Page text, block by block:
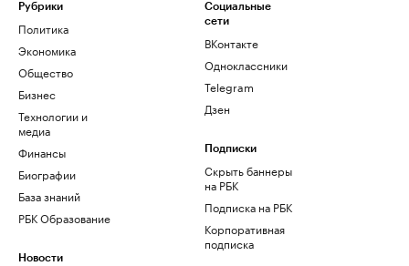
Рубрики
Политика
Экономика
Общество
Бизнес
Технологии и
медиа
Финансы
Биографии
База знаний
РБК Образование
Новости
Социальные
сети
ВКонтакте
Одноклассники
Telegram
Дзен
Подписки
Скрыть баннеры
на РБК
Подписка на РБК
Корпоративная
подписка